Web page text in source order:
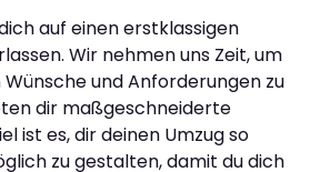
auf einen erstklassigen
Wir nehmen uns Zeit, um
und Anforderungen zu
dir maßgeschneiderte
ist es, dir deinen Umzug so
zu gestalten, damit du dich